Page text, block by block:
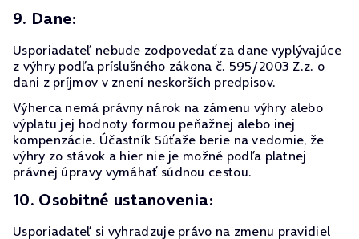
9. Dane:
Usporiadateľ nebude zodpovedať za dane vyplývajúce
z výhry podľa príslušného zákona č. 595/2003 Z.z. o
dani z príjmov v znení neskorších predpisov.
Výherca nemá právny nárok na zámenu výhry alebo
výplatu jej hodnoty formou peňažnej alebo inej
kompenzácie. Účastník Súťaže berie na vedomie, že
výhry zo stávok a hier nie je možné podľa platnej
právnej úpravy vymáhať súdnou cestou.
10. Osobitné ustanovenia:
Usporiadateľ si vyhradzuje právo na zmenu pravidiel